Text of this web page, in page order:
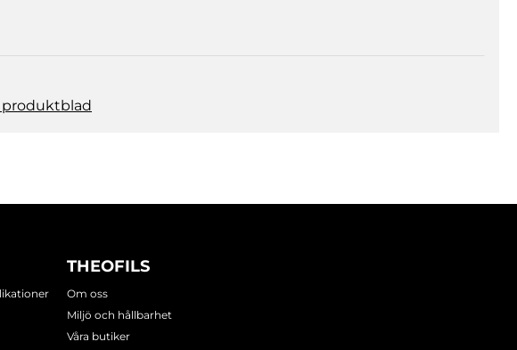
produktblad
THEOFILS
Om oss
Miljö och hållbarhet
Våra butiker